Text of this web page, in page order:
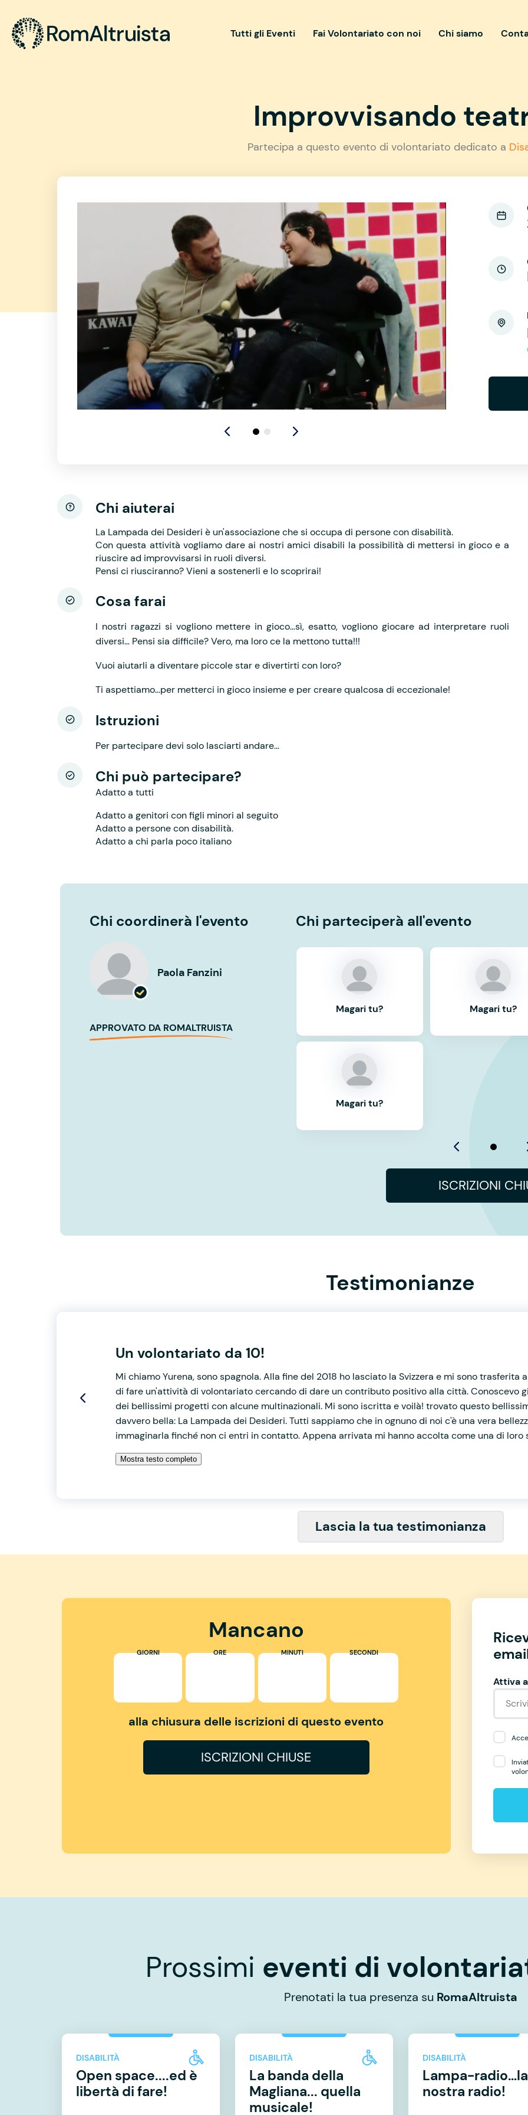
Tutti gli Eventi Fai Volontariato con noi Chi siamo
Improvvisando
Partecipa a questo evento di volontariato dedicato a
Chi aiuterai
La Lampada dei Desideri è un'associazione che si occupa di persone con disabilità.
Con questa attività vogliamo dare ai nostri amici disabili la possibilità di mettersi in gioco e a
riuscire ad improvvisarsi in ruoli diversi.
Pensi ci riusciranno? Vieni a sostenerli e lo scoprirai!
Cosa farai
I nostri ragazzi si vogliono mettere in gioco…sì, esatto, vogliono giocare ad interpretare ruoli
diversi… Pensi sia difficile? Vero, ma loro ce la mettono tutta!!!
Vuoi aiutarli a diventare piccole star e divertirti con loro?
Ti aspettiamo…per metterci in gioco insieme e per creare qualcosa di eccezionale!
Istruzioni
Per partecipare devi solo lasciarti andare…
Chi può partecipare?
Adatto a tutti
Adatto a genitori con figli minori al seguito
Adatto a persone con disabilità.
Adatto a chi parla poco italiano
Chi coordinerà l'evento
Paola Fanzini
APPROVATO DA ROMALTRUISTA
Chi parteciperà all'evento
Magari tu?
Magari tu?
Magari tu?
ISCRIZIONI
Testimonianze
Un volontariato da 10!
Mi chiamo Yurena, sono spagnola. Alla fine del 2018 ho lasciato la Svizzera e mi sono trasferita
di fare un'attività di volontariato cercando di dare un contributo positivo alla città. Conoscevo
dei bellissimi progetti con alcune multinazionali. Mi sono iscritta e voilà! trovato questo
davvero bella: La Lampada dei Desideri. Tutti sappiamo che in ognuno di noi c'è una vera
immaginarla finché non ci entri in contatto. Appena arrivata mi hanno accolta come una di loro
Mostra testo completo
Lascia la tua testimonianza
Mancano
GIORNI ORE MINUTI SECONDI
alla chiusura delle iscrizioni di questo evento
ISCRIZIONI CHIUSE
Attiva
Prossimi eventi di
Prenotati la tua presenza su RomaAltruista
DISABILITÀ
Open space....ed è
libertà di fare!
DISABILITÀ
La banda della
Magliana... quella
musicale!
DISABILITÀ
Lampa-radio…la
nostra radio!